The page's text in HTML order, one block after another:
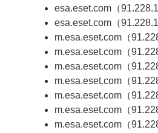
esa.eset.com（
esa.eset.com（
m.esa.eset.com（
m.esa.eset.com（
m.esa.eset.com（
m.esa.eset.com（
m.esa.eset.com（
m.esa.eset.com（
m.esa.eset.com（